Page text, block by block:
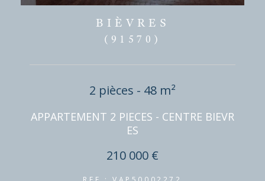
BIÈVRES
(91570)
2 pièces - 48 m²
APPARTEMENT 2 PIECES - CENTRE BIEVR
ES
210 000 €